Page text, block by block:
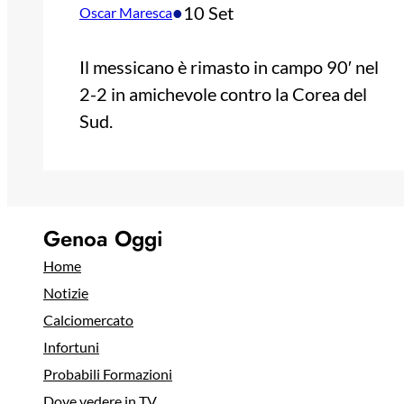
Oscar Maresca•10 Set
Il messicano è rimasto in campo 90′ nel
2-2 in amichevole contro la Corea del
Sud.
Genoa Oggi
Home
Notizie
Calciomercato
Infortuni
Probabili Formazioni